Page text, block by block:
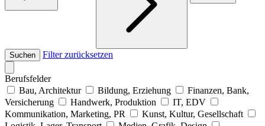
Suchen Filter zurücksetzen
Berufsfelder
Bau, Architektur
Bildung, Erziehung
Finanzen, Bank,
Versicherung
Handwerk, Produktion
IT, EDV
Kommunikation, Marketing, PR
Kunst, Kultur, Gesellschaft